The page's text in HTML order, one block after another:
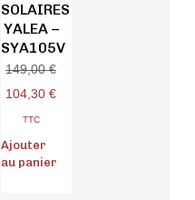
SOLAIRES
YALEA –
SYA105V
149,00€
104,30 €
TTC
Ajouter
au panier